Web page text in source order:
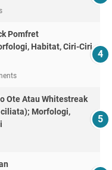
Pomfret
Habitat, Ciri-Ciri,
Ote Atau Whitestreak
Morfologi,